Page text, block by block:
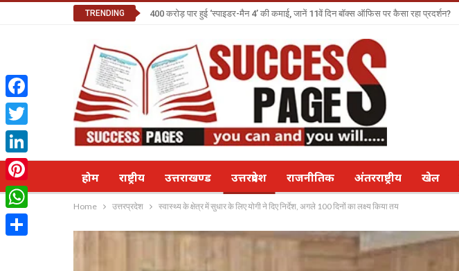
TRENDING 400 करोड़ पार हुई ‘स्पाइडर-मैन 4’ की कमाई, जानें 11वें दिन बॉक्स ऑफिस पर कैसा रहा प्रदर्शन?
होम राष्ट्रीय उत्तराखण्ड उत्तरप्रदेश राजनीतिक अंतरराष्ट्रीय खेल
Home उत्तरप्रदेश स्वास्थ्य के क्षेत्र में सुधार के लिए योगी ने द‍िए निर्देश, अगले 100 द‍िनों का लक्ष्‍य किया तय
Facebook
Twitter
LinkedIn
Pinterest
WhatsApp